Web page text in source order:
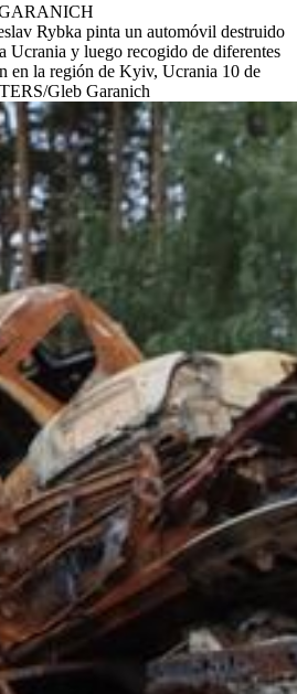
Rybka pinta un automóvil destruido
Ucrania y luego recogido de diferentes
en la región de Kyiv, Ucrania 10 de
Gleb Garanich